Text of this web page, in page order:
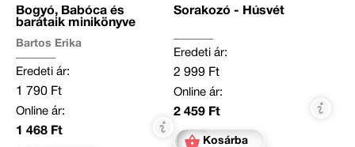
Bogyó, Babóca és
barátaik minikönyve
Bartos Erika
Eredeti ár:
1 790 Ft
Online ár:
1 468 Ft
Sorakozó - Húsvét
Eredeti ár:
2 999 Ft
Online ár:
2 459 Ft
Kosárba